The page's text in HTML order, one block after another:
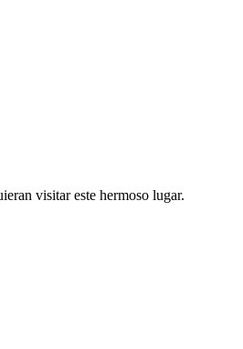
visitar este hermoso lugar.